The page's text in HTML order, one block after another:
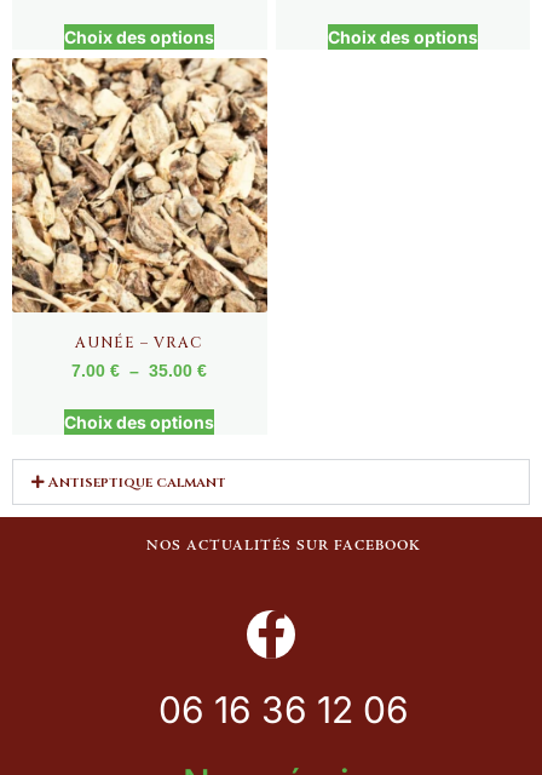
Choix des options Choix des options
AUNÉE – VRAC
7.00€ – 35.00€
Choix des options
Antiseptique calmant
NOS ACTUALITÉS SUR FACEBOOK
06 16 36 12 06